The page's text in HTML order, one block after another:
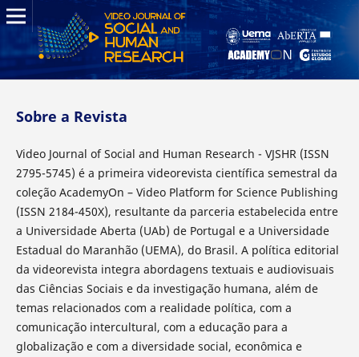
Sobre a Revista
Video Journal of Social and Human Research - VJSHR (ISSN
2795-5745) é a primeira videorevista científica semestral da
coleção AcademyOn – Video Platform for Science Publishing
(ISSN 2184-450X), resultante da parceria estabelecida entre
a Universidade Aberta (UAb) de Portugal e a Universidade
Estadual do Maranhão (UEMA), do Brasil. A política editorial
da videorevista integra abordagens textuais e audiovisuais
das Ciências Sociais e da investigação humana, além de
temas relacionados com a realidade política, com a
comunicação intercultural, com a educação para a
globalização e com a diversidade social, econômica e